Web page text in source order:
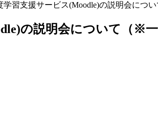
学習支援サービス(Moodle)の説明会につ
の説明会について（※一